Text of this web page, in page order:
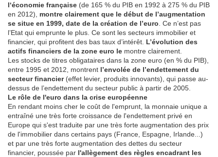
l‘économie française (de 165 % du PIB en 1992 à 275 % du PIB
en 2012), montre clairement que le début de l’augmentation
se situe en 1999, date de la création de l’euro . Ce n’est pas
l’Etat qui emprunte le plus. Ce sont les secteurs immobilier et
financier, qui profitent des bas taux d’intérêt. L’évolution des
actifs financiers de la zone euro le montre clairement.
Les stocks de titres obligataires dans la zone euro (en % du PIB),
entre 1995 et 2012, montrent l’envolée de l’endettement du
secteur financier (effet levier, produits innovants), qui passe au-
dessus de l’endettement du secteur public à partir de 2005.
Le rôle de l'euro dans la crise européenne
En rendant moins cher le coût de l'emprunt, la monnaie unique a
entraîné une très forte croissance de l'endettement privé en
Europe qui s'est traduite par une très forte augmentation des prix
de l'immobilier dans certains pays (France, Espagne, Irlande...)
et par une très forte augmentation des dettes du secteur
financier, poussée par l'allègement des règles encadrant les